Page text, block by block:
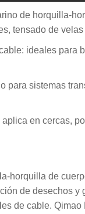
de horquilla-
tensado de
ideales para
para sistemas
en cercas,
horquilla de
de desechos
de cable.